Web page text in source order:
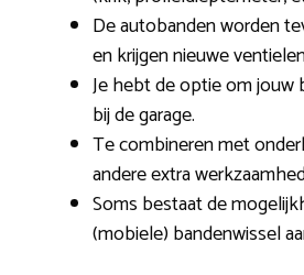
De autobanden worden
en krijgen nieuwe
Je hebt de optie om jouw
bij de garage.
Te combineren met
andere extra
Soms bestaat de
(mobiele) bandenwissel